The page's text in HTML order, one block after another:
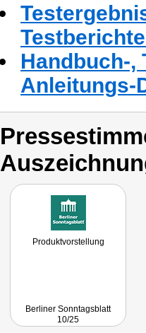
Handbuch-,
Anleitungs-
Produktvorstellung
Berliner Sonntagsblatt
10/25